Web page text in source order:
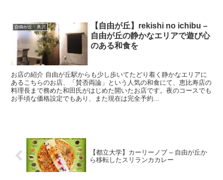
自由が丘・奥沢
【自由が丘】rekishi no ichibu –
自由が丘の静かなエリアで遊び心
のある和食を
お店の紹介 自由が丘駅からも少し歩いてたどり着く静かなエリアに
あるこちらのお店、「賛否両論」という人気の和食にて、恵比寿店の
料理長まで務めた和田氏がはじめた開いたお店です。夜のコースでも
お手頃な価格設定でもあり、また現在は完全予約...
【都立大学】カーリーノブ – 自由が丘か
ら移転したスリランカカレー